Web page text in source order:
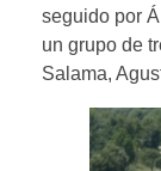
seguido por
un grupo de
Salama,